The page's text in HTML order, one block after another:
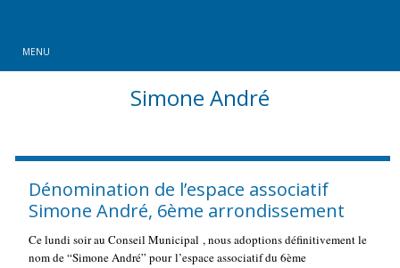
MENU
Simone André
Dénomination de l’espace associatif
Simone André, 6ème arrondissement
Ce lundi soir au Conseil Municipal , nous adoptions définitivement le
nom de “Simone André” pour l’espace associatif du 6ème